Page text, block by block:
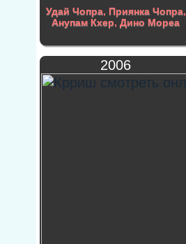
Удай Чопра, Приянка Чопра,
Анупам Кхер,Дино Мореа
2006